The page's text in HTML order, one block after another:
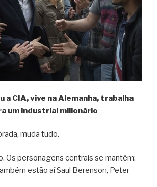
a CIA, vive na Alemanha, trabalha
um industrial milionário
muda tudo.
Os personagens centrais se mantêm:
estão aí Saul Berenson, Peter